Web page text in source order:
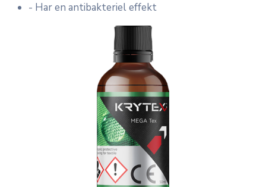
- Har en antibakteriel effekt